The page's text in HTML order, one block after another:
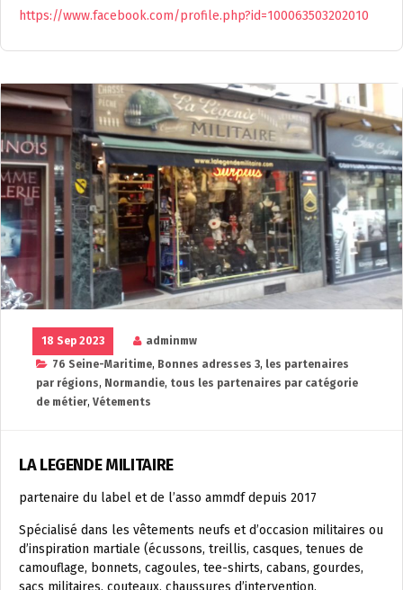
https://www.facebook.com/profile.php?id=100063503202010
18 Sep 2023
adminmw
76 Seine-Maritime, Bonnes adresses 3, les partenaires
par régions, Normandie, tous les partenaires par catégorie
de métier, Vétements
LA LEGENDE MILITAIRE
partenaire du label et de l’asso ammdf depuis 2017
Spécialisé dans les vêtements neufs et d’occasion militaires ou
d’inspiration martiale (écussons, treillis, casques, tenues de
camouflage, bonnets, cagoules, tee-shirts, cabans, gourdes,